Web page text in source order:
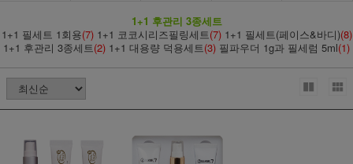
1+1 후관리 3종세트
1+1 필세트 1회용(7) 1+1 코코시리즈필링세트(7) 1+1 필세트(페이스&바디)(8)
1+1 후관리 3종세트(2) 1+1 대용량 덕용세트(3) 필파우더 1g과 필세럼 5ml(1)